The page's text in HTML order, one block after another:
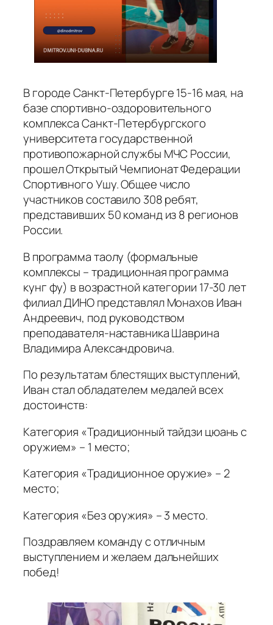
В городе Санкт-Петербурге 15-16 мая, на
базе спортивно-оздоровительного
комплекса Санкт-Петербургского
университета государственной
противопожарной службы МЧС России,
прошел Открытый Чемпионат Федерации
Спортивного Ушу. Общее число
участников составило 308 ребят,
представивших 50 команд из 8 регионов
России.
В программа таолу (формальные
комплексы – традиционная программа
кунг фу) в возрастной категории 17-30 лет
филиал ДИНО представлял Монахов Иван
Андреевич, под руководством
преподавателя-наставника Шаврина
Владимира Александровича.
По результатам блестящих выступлений,
Иван стал обладателем медалей всех
достоинств:
Категория «Традиционный тайдзи цюань с
оружием» – 1 место;
Категория «Традиционное оружие» – 2
место;
Категория «Без оружия» – 3 место.
Поздравляем команду с отличным
выступлением и желаем дальнейших
побед!